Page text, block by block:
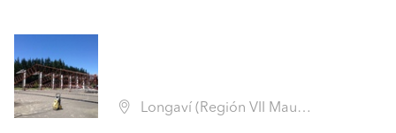
Longaví (Región VII Maule - Linares)